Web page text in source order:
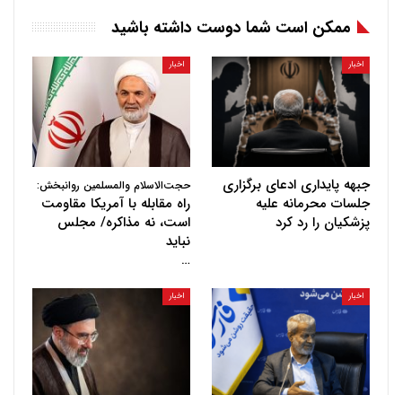
ممکن است شما دوست داشته باشید
اخبار
جبهه پایداری ادعای برگزاری
جلسات محرمانه علیه
پزشکیان را رد کرد
اخبار
حجت‌الاسلام والمسلمین روانبخش:
راه مقابله با آمریکا مقاومت
است، نه مذاکره/ مجلس
نباید
…
اخبار اخبار